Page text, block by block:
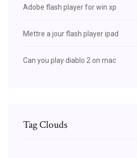
Adobe flash player for win xp
Mettre a jour flash player ipad
Can you play diablo 2 on mac
Tag Clouds